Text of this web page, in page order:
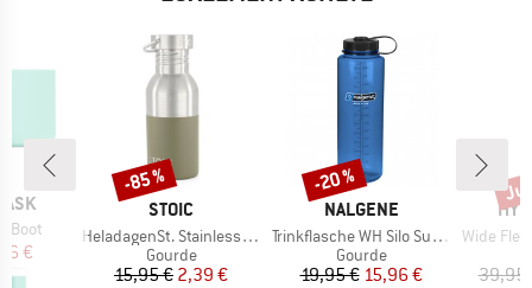
Boot
réduit
€
MARQUE
STOIC
Article
HeladagenSt. Stainless Steel Bottle 500ml
Product group
Gourde
Prix
15,95 €Prix réduit
2,39 €
Remise
-85 %
MARQUE
NALGENE
Article
Trinkflasche WH Silo Sustain
Product group
Gourde
Prix
19,95 €Prix réduit
15,96 €
Remise
-20 %
Article
Wide Flex
39,95